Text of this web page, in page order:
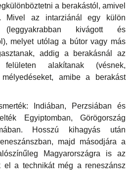
a berakástól, amivel
Mivel az intarziánál egy külön
kivágott és
melyet utólag a bútor vagy más
addig a berakásnál az
alakítanak (vésnek,
amibe a berakást
Indiában, Perzsiában és
Egyiptomban, Görögország
Hosszú kihagyás után
majd másodjára a
Magyarországra is az
el a technikát még a reneszánsz